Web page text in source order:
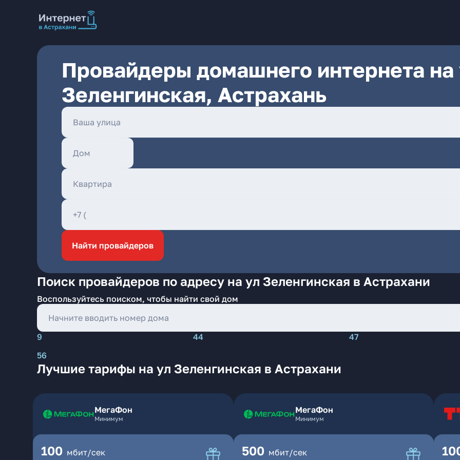
Провайдеры домашнего интернета на
Зеленгинская, Астрахань
Найти провайдеров
Поиск провайдеров по адресу на ул Зеленгинская в Астрахани
Воспользуйтесь поиском, чтобы найти свой дом
9 44 47
56
Лучшие тарифы на ул Зеленгинская в Астрахани
МегаФон
Минимум
100 мбит/сек
МегаФон
Минимум
500 мбит/сек